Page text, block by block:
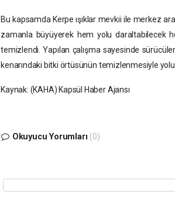
Bu kapsamda Kerpe ışıklar mevkii ile merkez
zamanla büyüyerek hem yolu daraltabilecek
temizlendi. Yapılan çalışma sayesinde
kenarındaki bitki örtüsünün temizlenmesiyle
Kaynak: (KAHA) Kapsül Haber Ajansı
Okuyucu Yorumları (0)